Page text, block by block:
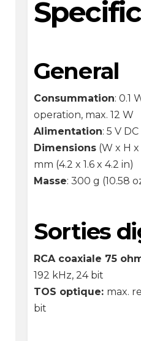
General
Consummation: 0.1
operation, max. 12 W
Alimentation: 5 V DC
Dimensions(W x H x
mm (4.2 x 1.6 x 4.2 in)
Masse: 300 g (10.58
Sorties
RCA coaxiale 75
192 kHz, 24 bit
TOS optique: max.
bit